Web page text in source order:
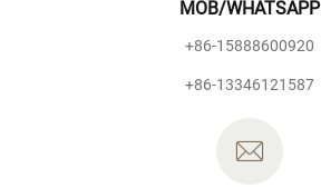
MOB/WHATSAPP
+86-15888600920
+86-13346121587